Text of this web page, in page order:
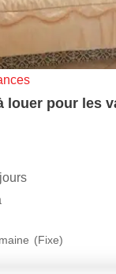
louer pour les
(Fixe)